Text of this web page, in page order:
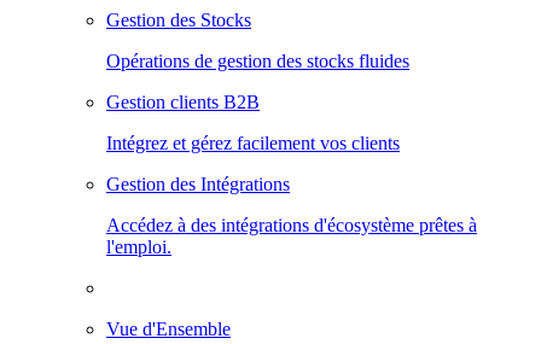
Gestion des Stocks
Opérations de gestion des stocks fluides
Gestion clients B2B
Intégrez et gérez facilement vos clients
Gestion des Intégrations
Accédez à des intégrations d'écosystème prêtes à
l'emploi.
Vue d'Ensemble